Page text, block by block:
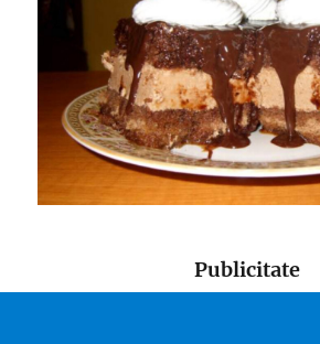
Publicitate